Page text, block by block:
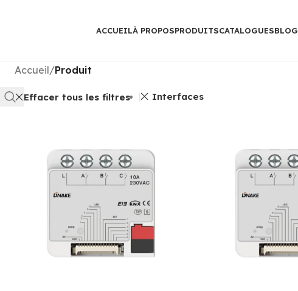
ACCUEILÀ PROPOSPRODUITSCATALOGUESBLOG
Accueil/Produit
Effacer tous les filtres Interfaces